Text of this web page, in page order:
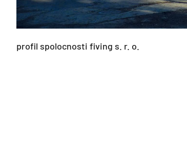
profil spolocnosti fiving s. r. o.